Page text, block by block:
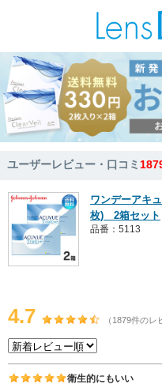
ユーザーレビュー・口コミ
ワンデーアキ
枚) 2箱セット
品番：5113
4.7 （1879件のレ
衛生的にもいい